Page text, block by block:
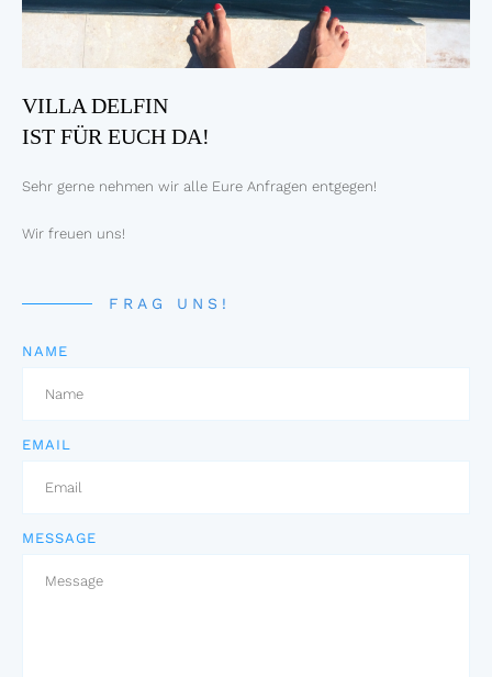
VILLA DELFIN
IST FÜR EUCH DA!
Sehr gerne nehmen wir alle Eure Anfragen entgegen!
Wir freuen uns!
FRAG UNS!
NAME
EMAIL
MESSAGE